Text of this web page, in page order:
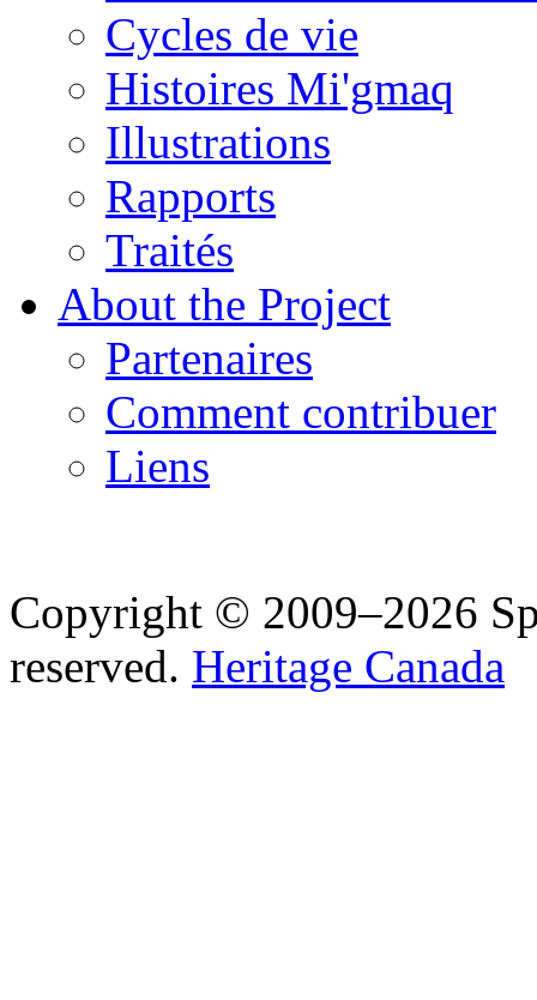
Cycles de vie
Histoires Mi'gmaq
Illustrations
Rapports
Traités
About the Project
Partenaires
Comment contribuer
Liens
Copyright © 2009–2026
reserved. Heritage Canada